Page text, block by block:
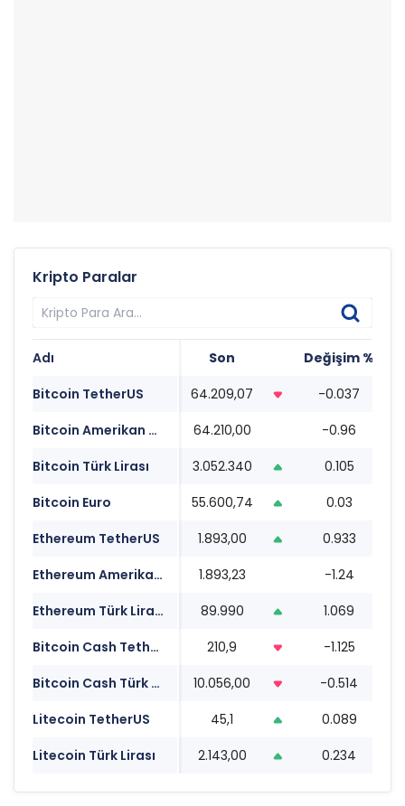
Kripto Paralar
Adı Son Değişim %
Bitcoin TetherUS
64.209,07 -0.037
Bitcoin Amerikan Doları
64.210,00 -0.96
Bitcoin Türk Lirası
3.052.340 0.105
Bitcoin Euro
55.600,74 0.03
Ethereum TetherUS
1.893,00 0.933
Ethereum Amerikan Doları
1.893,23 -1.24
Ethereum Türk Lirası
89.990 1.069
Bitcoin Cash TetherUS
210,9 -1.125
Bitcoin Cash Türk Lirası
10.056,00 -0.514
Litecoin TetherUS
45,1 0.089
Litecoin Türk Lirası
2.143,00 0.234